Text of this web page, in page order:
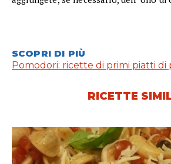
SCOPRI DI PIÙ
Pomodori: ricette di primi piatti di
RICETTE